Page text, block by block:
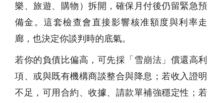
樂、旅遊、購物）拆開，確保月付後仍留緊急預
備金。這套檢查會直接影響核准額度與利率走
廊，也決定你談判時的底氣。
若你的負債比偏高，可先採「雪崩法」償還高利
項、或與既有機構商談整合與降息；若收入證明
不足，可用合約、收據、請款單補強穩定性；若